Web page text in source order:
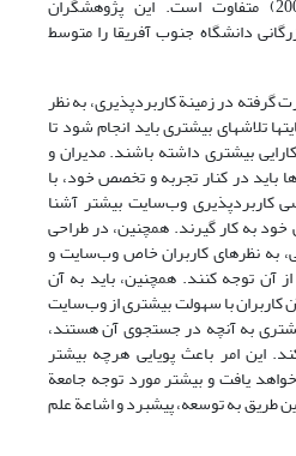
پژوهش «تویت و بوثما» (2009) متفاوت است. این پژوهشگران
دانشگاه جنوب آفریقا را متوسط
گرفته در زمینة کاربردپذیری، به نظر
تلاشهای بیشتری ‌باید انجام شود تا
بیشتری داشته باشند. مدیران و
باید در کنار تجربه و تخصص خود، با
کاربردپذیری وب‌سایت بیشتر آشنا
خود به کار گیرند. همچنین، در طراحی
به نظرهای کاربران خاص وب‌سایت و
از آن توجه کنند. همچنین، باید به آن
کاربران با سهولت بیشتری از وب‌سایت
به آنچه در جستجوی آن هستند،
این امر باعث پویایی هرچه بیشتر
یافت و بیشتر مورد توجه جامعة
طریق به توسعه، پیشبرد و اشاعة علم